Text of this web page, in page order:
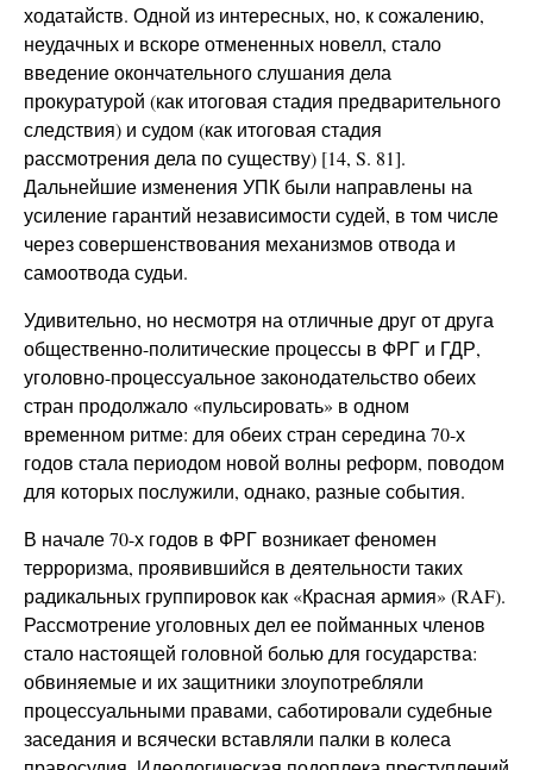
ходатайств. Одной из интересных, но, к сожалению,
неудачных и вскоре отмененных новелл, стало
введение окончательного слушания дела
прокуратурой (как итоговая стадия предварительного
следствия) и судом (как итоговая стадия
рассмотрения дела по существу) [14, S. 81].
Дальнейшие изменения УПК были направлены на
усиление гарантий независимости судей, в том числе
через совершенствования механизмов отвода и
самоотвода судьи.
Удивительно, но несмотря на отличные друг от друга
общественно-политические процессы в ФРГ и ГДР,
уголовно-процессуальное законодательство обеих
стран продолжало «пульсировать» в одном
временном ритме: для обеих стран середина 70-х
годов стала периодом новой волны реформ, поводом
для которых послужили, однако, разные события.
В начале 70-х годов в ФРГ возникает феномен
терроризма, проявившийся в деятельности таких
радикальных группировок как «Красная армия» (RAF).
Рассмотрение уголовных дел ее пойманных членов
стало настоящей головной болью для государства:
обвиняемые и их защитники злоупотребляли
процессуальными правами, саботировали судебные
заседания и всячески вставляли палки в колеса